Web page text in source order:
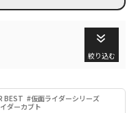
絞り込む
BEST #仮面ライダーシリーズ
ダーカブト